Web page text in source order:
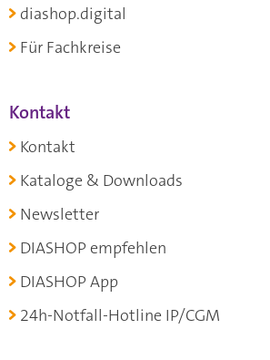
diashop.digital
Für Fachkreise
Kontakt
Kontakt
Kataloge & Downloads
Newsletter
DIASHOP empfehlen
DIASHOP App
24h-Notfall-Hotline IP/CGM